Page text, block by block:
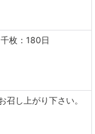
枚：180日
し上がり下さい。